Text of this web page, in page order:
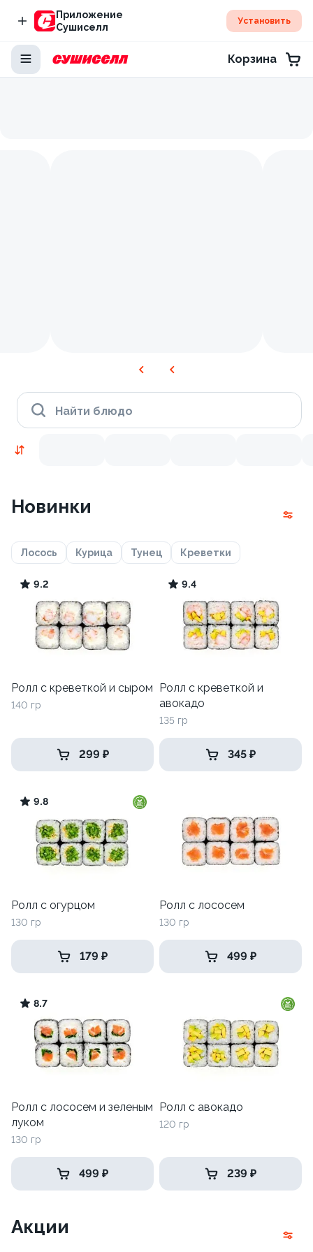
Приложение
Сушиселл
Установить
Корзина
Найти блюдо
Новинки
Лосось Курица Тунец Креветки
9.2
Ролл с креветкой и сыром
140 гр
299 ₽
9.4
Ролл с креветкой и
авокадо
135 гр
345 ₽
9.8
Ролл с огурцом
130 гр
179 ₽
Ролл с лососем
130 гр
499 ₽
8.7
Ролл с лососем и зеленым
луком
130 гр
499 ₽
Ролл с авокадо
120 гр
239 ₽
Акции